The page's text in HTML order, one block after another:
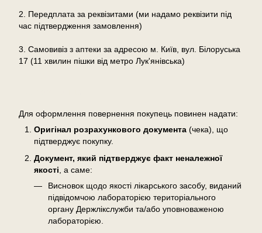
2. Передплата за реквізитами (ми надамо реквізити під
час підтвердження замовлення)
3. Самовивіз з аптеки за адресою м. Київ, вул. Білоруська
17 (11 хвилин пішки від метро Лук'янівська)
Для оформлення повернення покупець повинен надати:
Оригінал розрахункового документа (чека), що
підтверджує покупку.
Документ, який підтверджує факт неналежної
якості , а саме:
Висновок щодо якості лікарського засобу, виданий
підвідомчою лабораторією територіального
органу Держлікслужби та/або уповноваженою
лабораторією.